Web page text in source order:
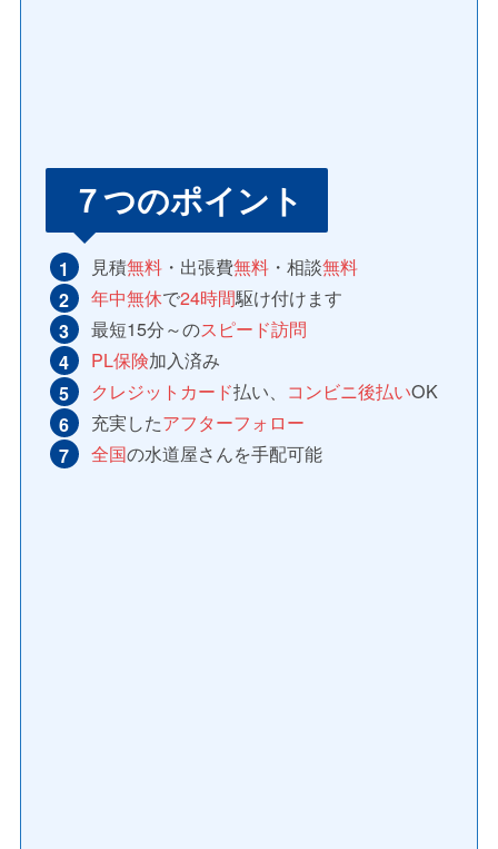
７つのポイント
見積無料・出張費無料・相談無料
年中無休で24時間駆け付けます
最短15分～のスピード訪問
PL保険加入済み
クレジットカード払い、 コンビニ後払いOK
充実したアフターフォロー
全国の水道屋さんを手配可能